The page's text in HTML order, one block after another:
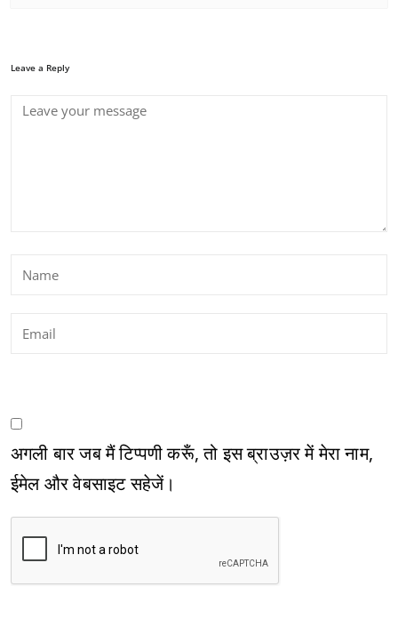
Leave a Reply
अगली बार जब मैं टिप्पणी करूँ, तो इस ब्राउज़र में मेरा नाम,
ईमेल और वेबसाइट सहेजें।